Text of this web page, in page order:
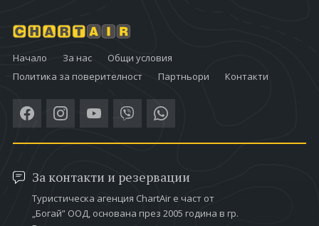
Начало За нас
Общи условия
Политика за поверителност
Партньори Контакти
За контакти и резервации
Туристическа агенция ChartAir е част от
„Богай” ООД, основана през 2005 година в гр.